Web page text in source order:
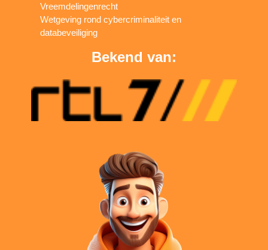
Vreemdelingenrecht
Wetgeving rond cybercriminaliteit en
databeveiliging
Bekend van: